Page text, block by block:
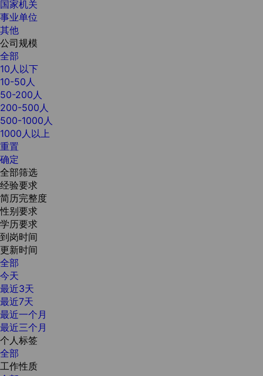
国家机关
事业单位
其他
公司规模
全部
10人以下
10-50人
50-200人
200-500人
500-1000人
1000人以上
重置
确定
全部筛选
经验要求
简历完整度
性别要求
学历要求
到岗时间
更新时间
全部
今天
最近3天
最近7天
最近一个月
最近三个月
个人标签
全部
工作性质